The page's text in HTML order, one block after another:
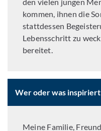
kommen, ihnen die
stattdessen
Lebensschritt zu
bereitet.
Wer oder was inspiriert
Meine Familie,